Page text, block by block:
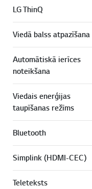
LG ThinQ
Viedā balss atpazīšana
Automātiskā ierīces
noteikšana
Viedais enerģijas
taupīšanas režīms
Bluetooth
Simplink (HDMI-CEC)
Teleteksts